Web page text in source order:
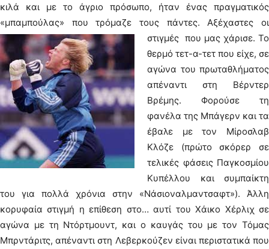
κιλά και με το άγριο πρόσωπο, ήταν ένας πραγματικός
«μπαμπούλας» που τρόμαζε τους πάντες. Αξέχαστες οι
στιγμές που μας χάρισε. Το
θερμό τετ-α-τετ που είχε, σε
αγώνα του πρωταθλήματος
απέναντι στη Βέρντερ
Βρέμης. Φορούσε τη
φανέλα της Μπάγερν και τα
έβαλε με τον Μίροσλαβ
Κλόζε (πρώτο σκόρερ σε
τελικές φάσεις Παγκοσμίου
Κυπέλλου και συμπαίκτη
του για πολλά χρόνια στην «Νάσιοναλμαντσαφτ»). Άλλη
κορυφαία στιγμή η επίθεση στο… αυτί του Χάικο Χέρλιχ σε
αγώνα με τη Ντόρτμουντ, και ο καυγάς του με τον Τόμας
Μπρντάριτς, απέναντι στη Λεβερκούζεν είναι περιστατικά που